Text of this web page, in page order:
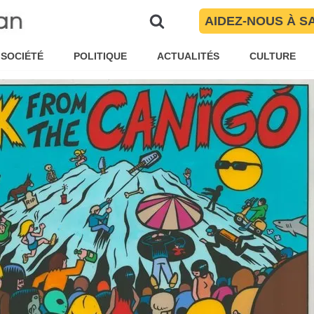
AIDEZ-NOUS À
SOCIÉTÉ POLITIQUE ACTUALITÉS CULTURE
Garage Punks et Mods de
Arnaud Le Vu Culture,Musique